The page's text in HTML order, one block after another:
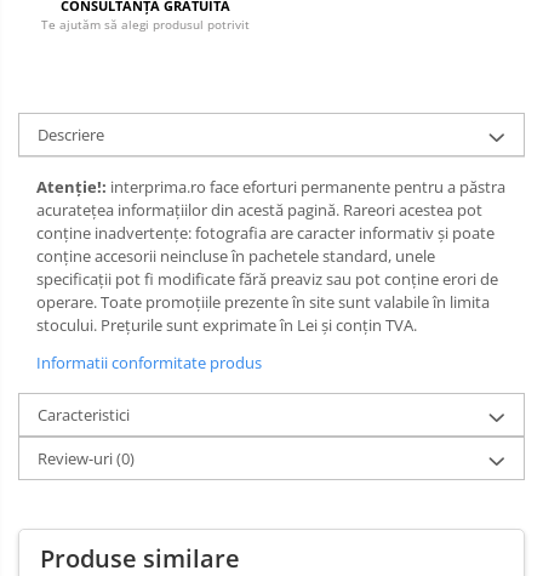
CONSULTANȚĂ GRATUITĂ
Te ajutăm să alegi produsul potrivit
Descriere
Atenție!: interprima.ro face eforturi permanente pentru a păstra
acurateţea informaţiilor din acestă pagină. Rareori acestea pot
conţine inadvertenţe: fotografia are caracter informativ şi poate
conţine accesorii neincluse în pachetele standard, unele
specificaţii pot fi modificate fără preaviz sau pot conţine erori de
operare. Toate promoţiile prezente în site sunt valabile în limita
stocului. Prețurile sunt exprimate în Lei și conțin TVA.
Informatii conformitate produs
Caracteristici
Review-uri(0)
Produse similare